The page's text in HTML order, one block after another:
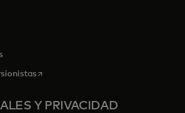
una pestaña nueva
se abre en una pestaña nueva
Y PRIVACIDAD